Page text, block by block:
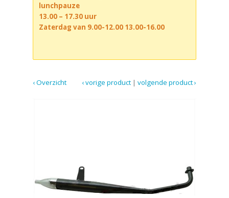
lunchpauze
13.00 – 17.30 uur
Zaterdag van 9.00-12.00 13.00-16.00
‹ Overzicht volgende product ›
|
‹ vorige product